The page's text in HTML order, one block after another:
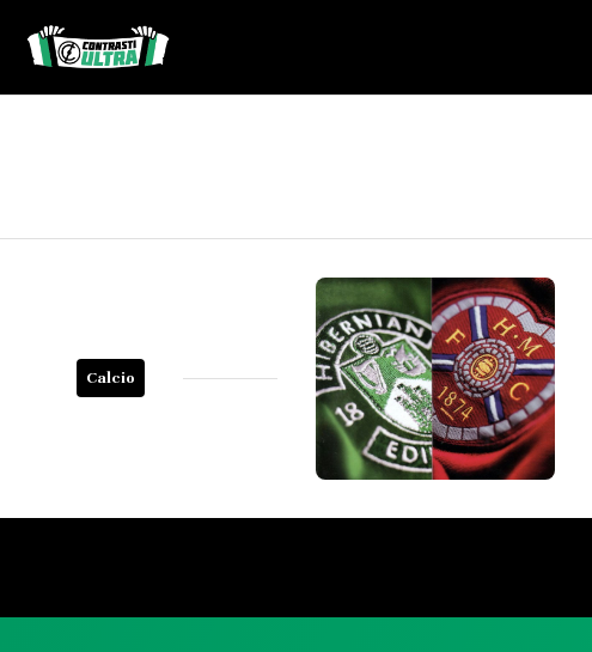
Calcio